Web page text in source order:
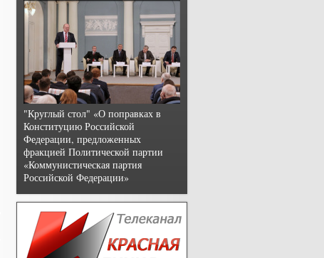
"Круглый стол" «О поправках в
Конституцию Российской
Федерации, предложенных
фракцией Политической партии
«Коммунистическая партия
Российской Федерации»